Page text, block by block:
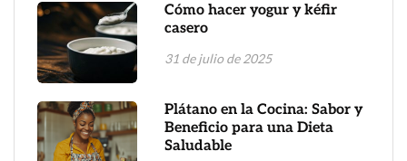
Cómo hacer yogur y kéfir
casero
31 de julio de 2025
Plátano en la Cocina: Sabor y
Beneficio para una Dieta
Saludable